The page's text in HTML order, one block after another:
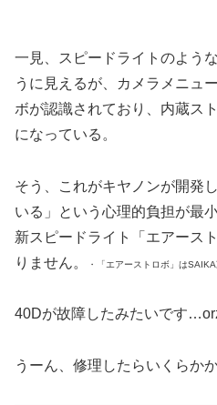
一見、スピードライトのよう
うに見えるが、カメラメニュ
ボが認識されており、内蔵ス
になっている。
そう、これがキヤノンが開発
いる」という心理的負担が最
新スピードライト「エアース
りません。
・「エアーストロボ」は
40Dが故障したみたいです
うーん、修理したらいくらか